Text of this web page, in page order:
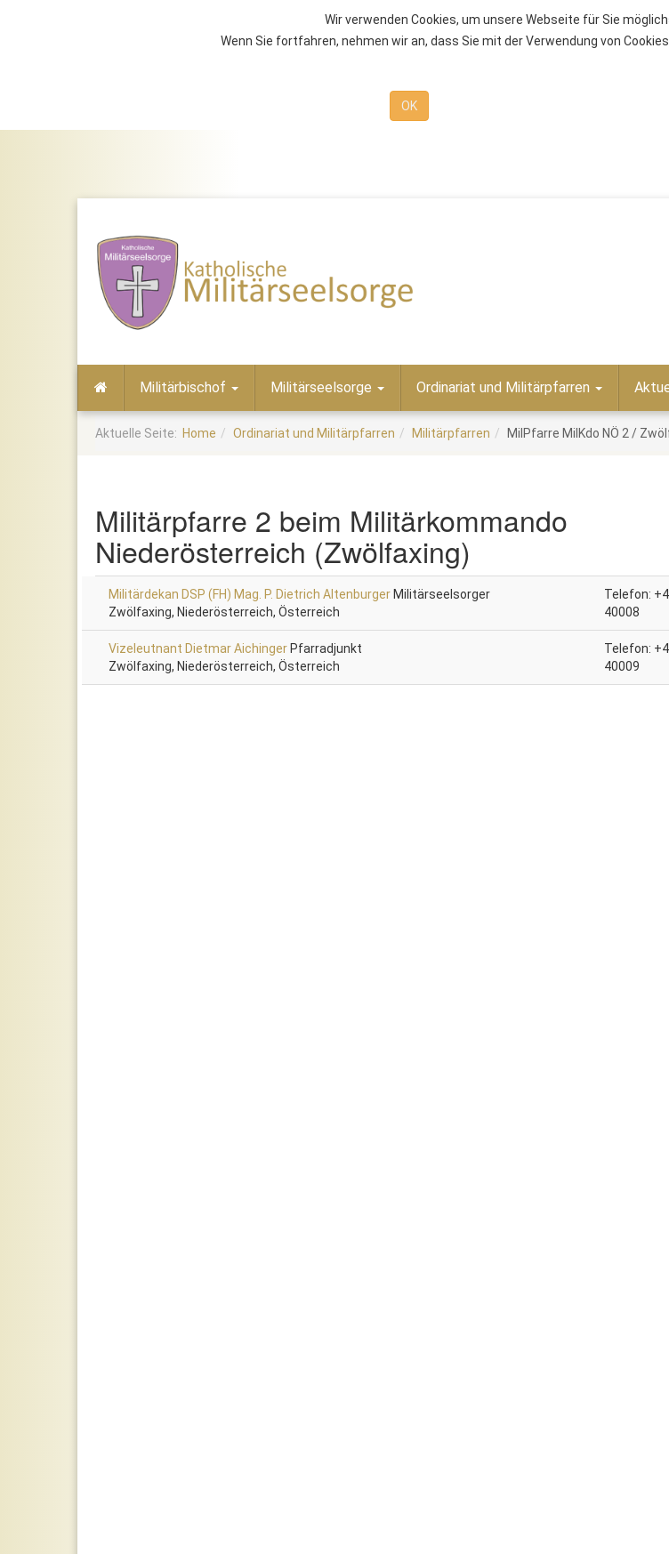
Wir verwenden Cookies, um unsere Webseite für Sie
Wenn Sie fortfahren, nehmen wir an, dass Sie mit der Verwendung von
OK
Home
Militärbischof Militärseelsorge Ordinariat und Militärpfarren
Aktuelle Seite: Home Ordinariat und Militärpfarren Militärpfarren MilPfarre MilKdo NÖ 2 /
Militärpfarre 2 beim Militärkommando
Niederösterreich (Zwölfaxing)
Militärdekan DSP (FH) Mag. P. Dietrich Altenburger Militärseelsorger
Zwölfaxing, Niederösterreich, Österreich
Telefon:
40008
Vizeleutnant Dietmar Aichinger Pfarradjunkt
Zwölfaxing, Niederösterreich, Österreich
Telefon:
40009